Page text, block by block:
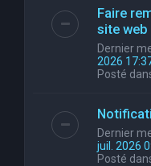
Faire
site web
Dernier
2026
Posté
Dernier
juil. 2026
Posté